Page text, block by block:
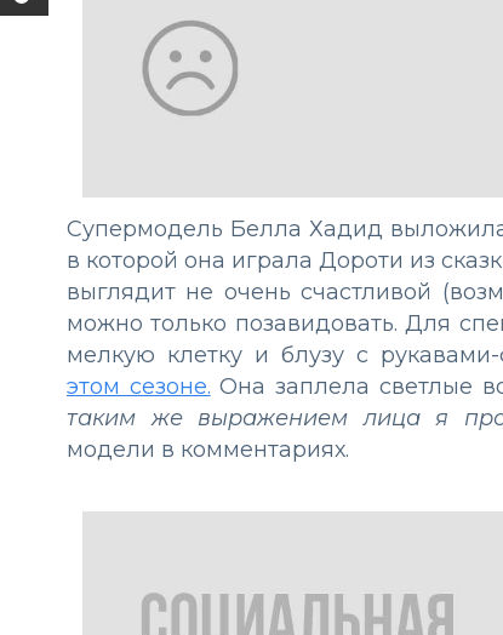
Супермодель Белла Хадид выложила
в которой она играла Дороти из
выглядит не очень счастливой
можно только позавидовать. Для
мелкую клетку и блузу с рукавами-
этом сезоне. Она заплела светлые
таким же выражением лица я
модели в комментариях.